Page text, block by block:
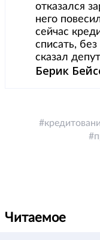
отказался
него
сейчас
списать,
сказал
Берик
Читаемое